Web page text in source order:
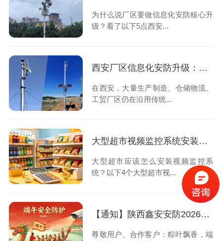
为什么说厂区要做信息化安防核心升
级？看了以下5点西安...
西安厂区信息化安防升级：告别人工守防，用数字化筑牢厂区安全屏障
在西安，大量生产制造、仓储物流、
工贸厂区仍在沿用传统...
大型超市视频监控系统安装的4大设计原则，速速查看！
大型超市应该怎么安装视频监控系
统？以下4个大型超市视...
【通知】陕西鑫安安防2026年端午节放假安排请查收
尊敬用户、合作客户：粽叶飘香，端